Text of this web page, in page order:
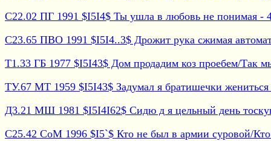
С22.02 ПГ 1991 $I5I4$ Ты ушла в любовь не понимая -
С23.65 ПВО 1991 $I5I4..3$ Дрожит рука сжимая
Т1.33 ГБ 1977 $I5I43$ Дом продадим коз проебем/Так
ТУ.67 МТ 1959 $I5I43$ Задумал я братишечки
Д3.21 МШ 1981 $I5I4I62$ Сидю д я цельный день
С25.42 СоМ 1996 $I5`$ Кто не был в армии суровой/